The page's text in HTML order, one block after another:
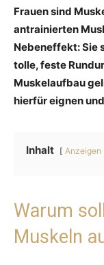
Frauen sind
antrainierten
Nebeneffekt: Sie
tolle, feste
Muskelaufbau
hierfür eignen
Inhalt Anzeigen
Warum
Muskeln